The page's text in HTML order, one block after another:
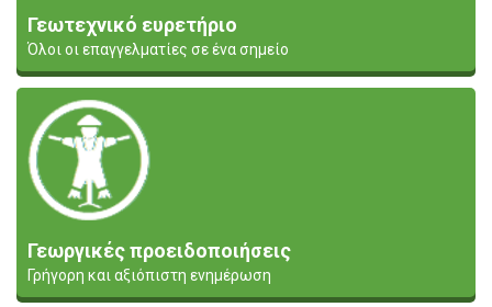
Γεωτεχνικό ευρετήριο
Όλοι οι επαγγελματίες σε ένα σημείο
Γεωργικές προειδοποιήσεις
Γρήγορη και αξιόπιστη ενημέρωση